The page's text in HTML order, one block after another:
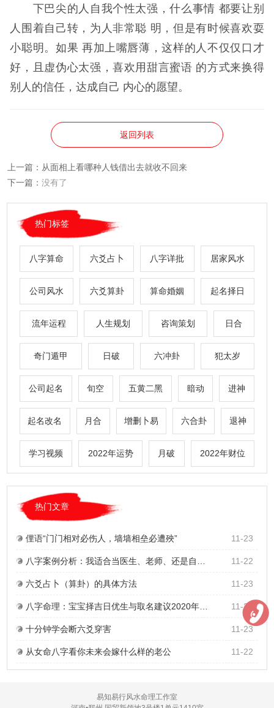
下巴尖的人自我个性太强，什么事情 都要让别
人围着自己转，为人非常聪 明，但是有时候喜欢耍
小聪明。如果 再加上嘴唇薄，这样的人不仅仅口才
好，且虚伪心太强，喜欢用甜言蜜语 的方式来换得
别人的信任，达成自己 内心的愿望。
返回列表
上一篇： 从面相上看哪种人钱借出去就收不回来
下一篇： 没有了
热门标签
八字算命 六爻占卜 八字详批 居家风水
公司风水 六爻算卦 算命婚姻 起名择日
流年运程 人生规划 咨询策划 日合
奇门遁甲 日破 六冲卦 犯太岁
公司起名 旬空 五黄二黑 暗动 进神
起名改名 月合 增删卜易 六合卦 退神
学习视频 2022年运势 月破 2022年财位
热门文章
俚语“门门相对必伤人，墙墙相垒必遭殃” 11-23
11-22
六爻占卜（算卦）的具体方法 11-23
八字命理：宝宝择吉日优生与取名建议2020年2月21日 11-23
十分钟学会断六爻穿害 11-23
从女命八字看你未来会嫁什么样的老公 11-22
易知易行风水命理工作室